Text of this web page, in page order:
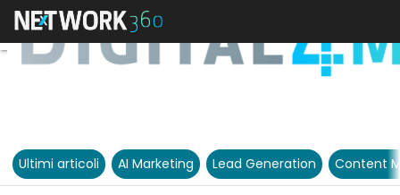
Ultimi articoli AI Marketing Lead Generation Content